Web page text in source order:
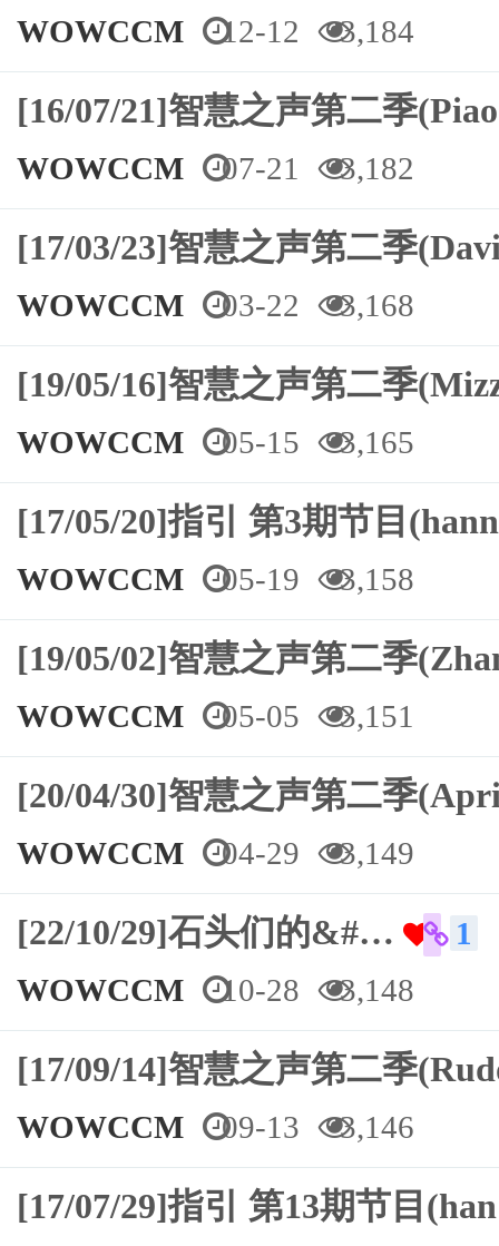
WOWCCM
12-12 3,184
[16/07/21]智慧之声第二季
WOWCCM 07-21 3,182
[17/03/23]智慧之声第二季
WOWCCM 03-22 3,168
[19/05/16]智慧之声第二季
WOWCCM 05-15 3,165
[17/05/20]指引 第3期节目
WOWCCM 05-19 3,158
[19/05/02]智慧之声第二季
WOWCCM 05-05 3,151
[20/04/30]智慧之声第二季
WOWCCM 04-29 3,149
[22/10/29]石头们的&#…
1
WOWCCM
10-28 3,148
[17/09/14]智慧之声第二季
WOWCCM 09-13 3,146
[17/07/29]指引 第13期节目